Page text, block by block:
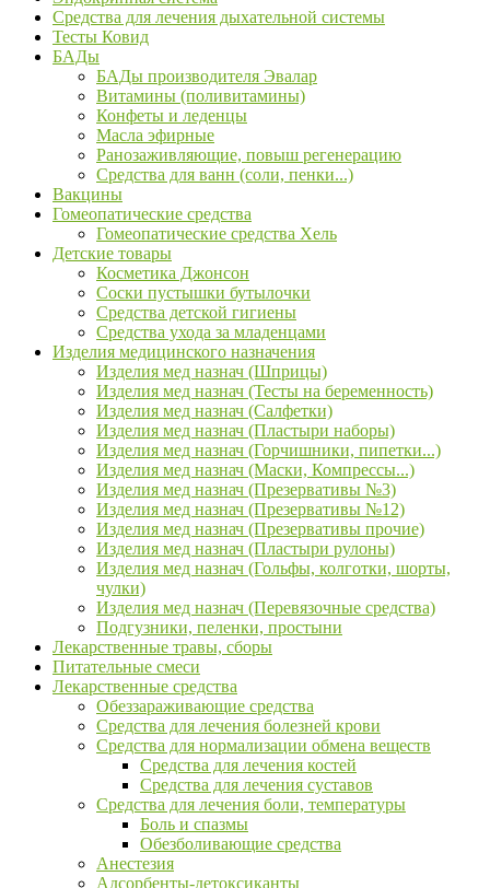
Средства для лечения дыхательной системы
Тесты Ковид
БАДы
БАДы производителя Эвалар
Витамины (поливитамины)
Конфеты и леденцы
Масла эфирные
Ранозаживляющие, повыш регенерацию
Средства для ванн (соли, пенки...)
Вакцины
Гомеопатические средства
Гомеопатические средства Хель
Детские товары
Косметика Джонсон
Соски пустышки бутылочки
Средства детской гигиены
Средства ухода за младенцами
Изделия медицинского назначения
Изделия мед назнач (Шприцы)
Изделия мед назнач (Тесты на беременность)
Изделия мед назнач (Салфетки)
Изделия мед назнач (Пластыри наборы)
Изделия мед назнач (Горчишники, пипетки...)
Изделия мед назнач (Маски, Компрессы...)
Изделия мед назнач (Презервативы №3)
Изделия мед назнач (Презервативы №12)
Изделия мед назнач (Презервативы прочие)
Изделия мед назнач (Пластыри рулоны)
Изделия мед назнач (Гольфы, колготки, шорты,
чулки)
Изделия мед назнач (Перевязочные средства)
Подгузники, пеленки, простыни
Лекарственные травы, сборы
Питательные смеси
Лекарственные средства
Обеззараживающие средства
Средства для лечения болезней крови
Средства для нормализации обмена веществ
Средства для лечения костей
Средства для лечения суставов
Средства для лечения боли, температуры
Боль и спазмы
Обезболивающие средства
Анестезия
Адсорбенты-детоксиканты